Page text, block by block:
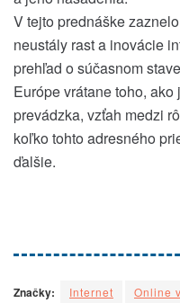
V tejto prednáške
neustály rast a inovácie
prehľad o súčasnom
Európe vrátane toho,
prevádzka, vzťah medzi
koľko tohto adresného
ďalšie.
Značky: Internet Online